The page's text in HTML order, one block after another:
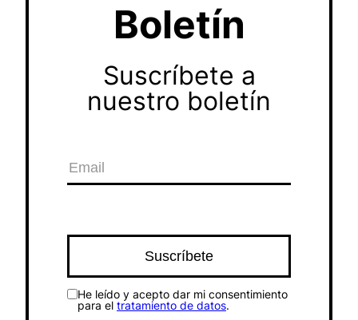
Boletín
Suscríbete a
nuestro boletín
He leído y acepto dar mi consentimiento
para el tratamiento de datos.